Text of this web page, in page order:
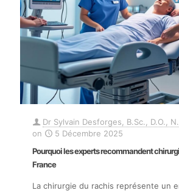
Dr Sylvain Desforges, B.Sc., D.O.,
on
5 Décembre 2025
Pourquoi les experts recommandent
France
La chirurgie du rachis représente un